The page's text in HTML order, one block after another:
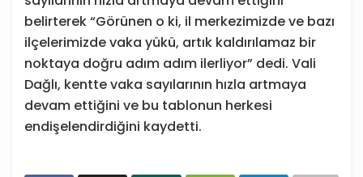
belirterek “Görünen o ki, il merkezimizde ve bazı
ilçelerimizde vaka yükü, artık kaldırılamaz bir
noktaya doğru adım adım ilerliyor” dedi. Vali
Dağlı, kentte vaka sayılarının hızla artmaya
devam ettiğini ve bu tablonun herkesi
endişelendirdiğini kaydetti.